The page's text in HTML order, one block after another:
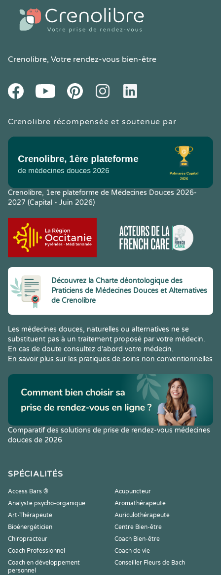
Crenolibre, Votre rendez-vous bien-être
FacebookYoutube PinteresetInstagramLinkedIn
Crenolibre récompensée et soutenue par
Crenolibre, 1ere plateforme de Médecines Douces 2026-
2027 (Capital - Juin 2026)
Découvrez la Charte déontologique des
Praticiens de Médecines Douces et Alternatives
de Crenolibre
Les médecines douces, naturelles ou alternatives ne se
substituent pas à un traitement proposé par votre médecin.
En cas de doute consultez d’abord votre médecin.
En savoir plus sur les pratiques de soins non conventionnelles
Comparatif des solutions de prise de rendez-vous médecines
douces de 2026
SPÉCIALITÉS
Access Bars ®
Acupuncteur
Analyste psycho-organique
Aromathérapeute
Art-Thérapeute
Auriculothérapeute
Bioénergéticien
Centre Bien-être
Chiropracteur
Coach Bien-être
Coach Professionnel
Coach de vie
Coach en développement
personnel
Conseiller Fleurs de Bach